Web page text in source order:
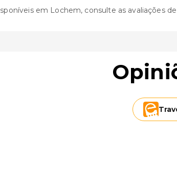
em Lochem, consulte as avaliações